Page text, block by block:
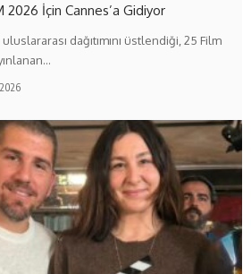
2026 İçin Cannes’a Gidiyor
dağıtımını üstlendiği, 25 Film